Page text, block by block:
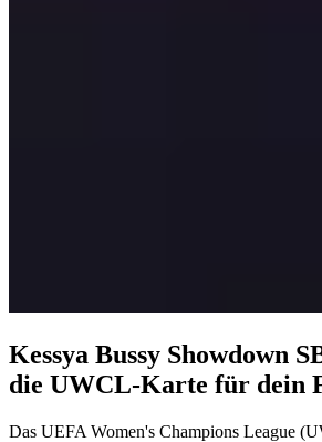
Kessya Bussy Showdown
die UWCL-Karte für dein
Das UEFA Women's Champions League